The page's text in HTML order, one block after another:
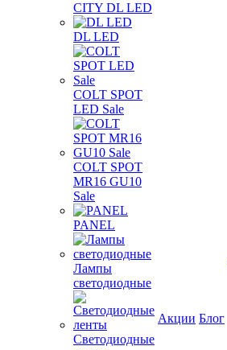
CITY DL LED
DL LED
COLT SPOT
LED Sale
COLT SPOT
MR16 GU10
Sale
PANEL
Лампы
светодиодные
Светодиодные
Акции Блог